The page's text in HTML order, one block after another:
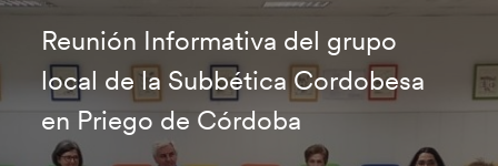
Reunión Informativa del grupo
local de la Subbética Cordobesa
en Priego de Córdoba